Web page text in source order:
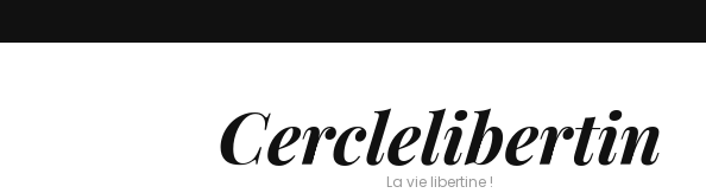
Cerclelibertin
La vie libertine !